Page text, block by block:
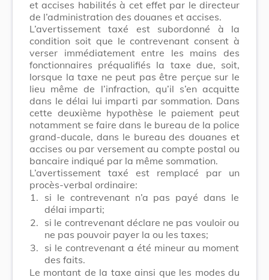
et accises habilités à cet effet par le directeur
de l’administration des douanes et accises.
L’avertissement taxé est subordonné à la
condition soit que le contrevenant consent à
verser immédiatement entre les mains des
fonctionnaires préqualifiés la taxe due, soit,
lorsque la taxe ne peut pas être perçue sur le
lieu même de l’infraction, qu’il s’en acquitte
dans le délai lui imparti par sommation. Dans
cette deuxième hypothèse le paiement peut
notamment se faire dans le bureau de la police
grand-ducale, dans le bureau des douanes et
accises ou par versement au compte postal ou
bancaire indiqué par la même sommation.
L’avertissement taxé est remplacé par un
procès-verbal ordinaire:
1. si le contrevenant n’a pas payé dans le
délai imparti;
2. si le contrevenant déclare ne pas vouloir ou
ne pas pouvoir payer la ou les taxes;
3. si le contrevenant a été mineur au moment
des faits.
Le montant de la taxe ainsi que les modes du